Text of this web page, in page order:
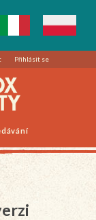
Přihlásit se